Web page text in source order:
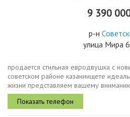
9 390
р-н
улица Мира
продается стильная евродвушка с
советском районе казаниищете
жизни представляем вашему
квартиру общей площадью 34 кв.м. по
62квартира...